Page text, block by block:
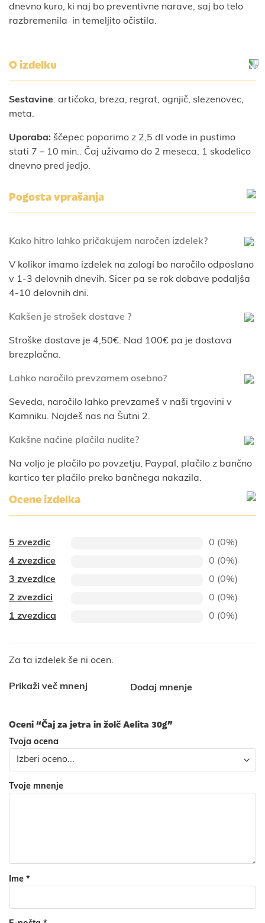
dnevno kuro, ki naj bo preventivne narave, saj bo telo
razbremenila in temeljito očistila.
O izdelku
Sestavine: artičoka, breza, regrat, ognjič, slezenovec,
meta.
Uporaba: ščepec poparimo z 2,5 dl vode in pustimo
stati 7 – 10 min.. Čaj uživamo do 2 meseca, 1 skodelico
dnevno pred jedjo.
Pogosta vprašanja
Kako hitro lahko pričakujem naročen izdelek?
V kolikor imamo izdelek na zalogi bo naročilo odposlano
v 1-3 delovnih dnevih. Sicer pa se rok dobave podaljša
4-10 delovnih dni.
Kakšen je strošek dostave ?
Stroške dostave je 4,50€. Nad 100€ pa je dostava
brezplačna.
Lahko naročilo prevzamem osebno?
Seveda, naročilo lahko prevzameš v naši trgovini v
Kamniku. Najdeš nas na Šutni 2.
Kakšne načine plačila nudite?
Na voljo je plačilo po povzetju, Paypal, plačilo z bančno
kartico ter plačilo preko bančnega nakazila.
Ocene izdelka
5 zvezdic
0 (0%)
4 zvezdice
0 (0%)
3 zvezdice
0 (0%)
2 zvezdici
0 (0%)
1 zvezdica
0 (0%)
Za ta izdelek še ni ocen.
Prikaži več mnenj Dodaj mnenje
Oceni “Čaj za jetra in žolč Aelita 30g”
Tvoja ocena
Tvoje mnenje
Ime *